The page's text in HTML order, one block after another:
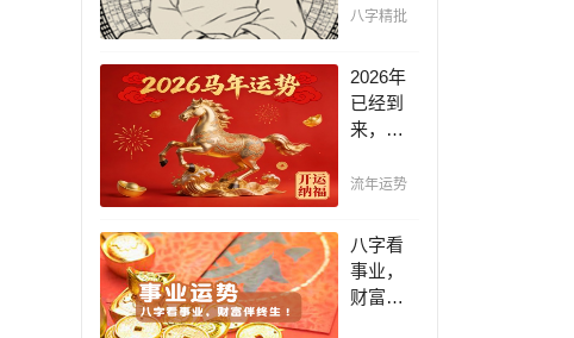
平阴阳
福，八
字精批
批出一
生好命
八字精批
2026年
已经到
来，如
把握先
吉避
凶，不
走弯
路，点
流年运势
八字看
事业，
财富伴